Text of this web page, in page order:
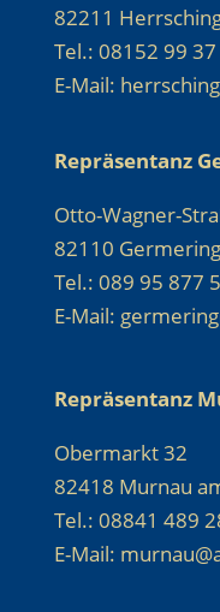
82211
Tel.: 08152 99
E-Mail:
Repräsentanz
Otto-Wagner-
82110 Germering
Tel.: 089 95 877
E-Mail:
Repräsentanz
Obermarkt 32
82418 Murnau
Tel.: 08841 489
E-Mail: